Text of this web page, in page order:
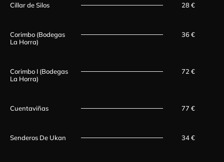
Cillar de Silos 28 €
Corimbo (Bodegas
La Horra)
36 €
Corimbo I (Bodegas
La Horra)
72 €
Cuentaviñas 77 €
Senderos De Ukan 34 €